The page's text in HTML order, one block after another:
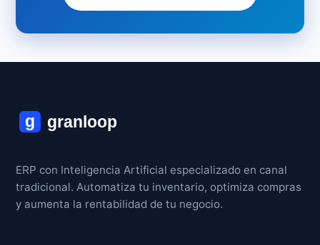
ERP con Inteligencia Artificial especializado en canal
tradicional. Automatiza tu inventario, optimiza compras
y aumenta la rentabilidad de tu negocio.